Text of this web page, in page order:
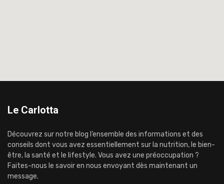
Le Carlotta
Découvrez sur notre blog l’ensemble des informations et des
conseils dont vous avez essentiellement sur la nutrition, le bien-
être, la santé et le lifestyle. Vous avez une préoccupation ?
Faites-nous le savoir en nous envoyant dès maintenant un
message.